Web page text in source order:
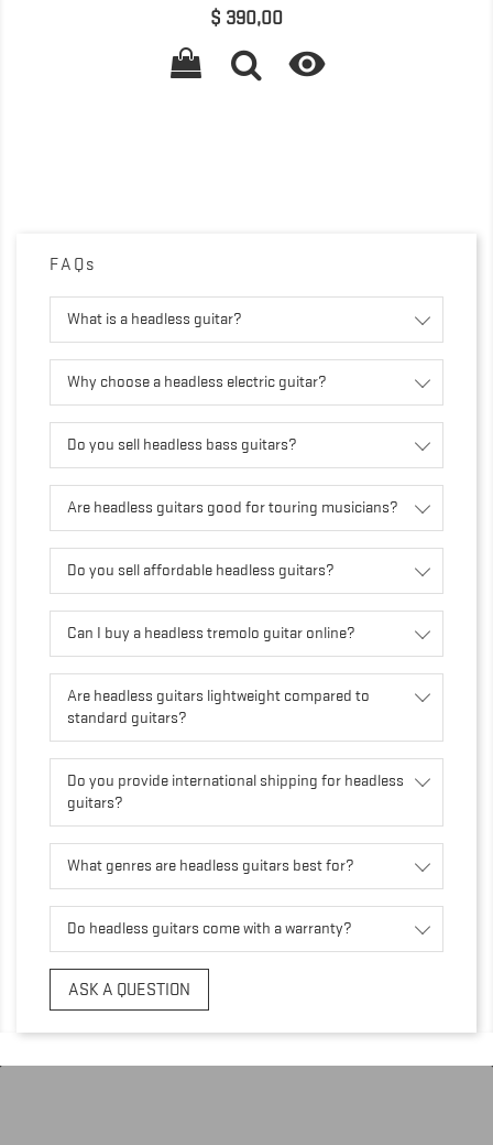
Preço
$ 390,00

FAQs
What is a headless guitar?
Why choose a headless electric guitar?
Do you sell headless bass guitars?
Are headless guitars good for touring musicians?
Do you sell affordable headless guitars?
Can I buy a headless tremolo guitar online?
Are headless guitars lightweight compared to
standard guitars?
Do you provide international shipping for headless
guitars?
What genres are headless guitars best for?
Do headless guitars come with a warranty?
ASK A QUESTION